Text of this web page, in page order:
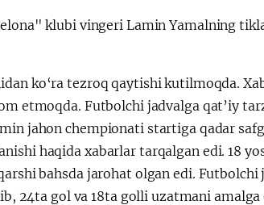
klubi vingeri Lamin Yamalning
ko‘ra tezroq qaytishi kutilmoqda.
etmoqda. Futbolchi jadvalga qat’iy
jahon chempionati startiga qadar
haqida xabarlar tarqalgan edi. 18
bahsda jarohat olgan edi. Futbolchi
24ta gol va 18ta golli uzatmani amalga